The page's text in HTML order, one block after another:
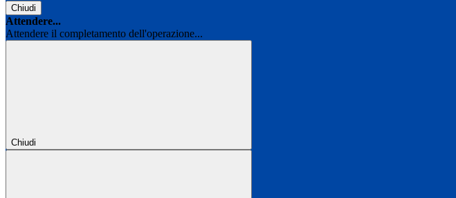
Chiudi
Attendere...
Attendere il completamento dell'operazione...
Chiudi